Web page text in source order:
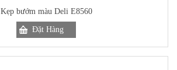
Kẹp bướm màu Deli E8560